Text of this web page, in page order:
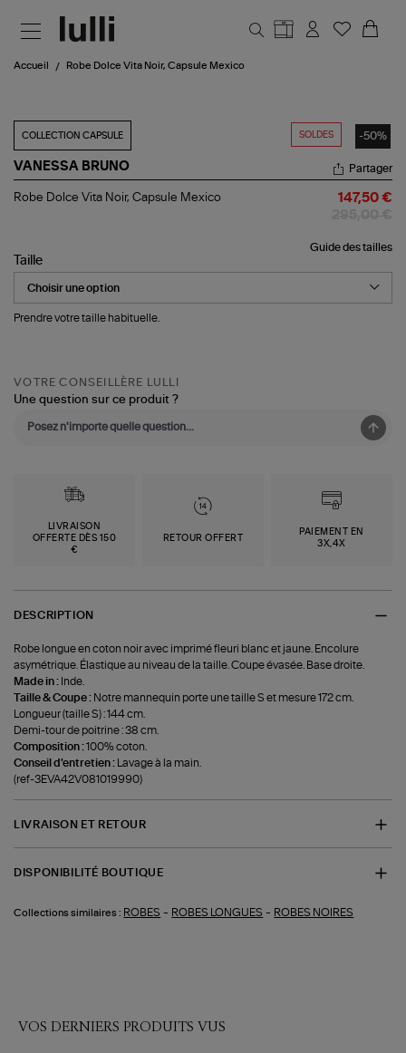
Accueil Robe Dolce Vita Noir, Capsule Mexico
SOLDES -50%
COLLECTION CAPSULE
VANESSA BRUNO
Robe
Capsule
Mexico
Partager
Robe Dolce Vita Noir, Capsule Mexico 147,50 €
Guide des tailles
Taille
Prendre votre taille habituelle.
VOTRE CONSEILLÈRE LULLI
Une question sur ce produit ?
LIVRAISON
OFFERTE DÈS 150
€
RETOUR OFFERT
PAIEMENT EN
3X,4X
DESCRIPTION
Robe longue en coton noir avec imprimé fleuri blanc et jaune. Encolure
asymétrique. Élastique au niveau de la taille. Coupe évasée. Base droite.
Made in : Inde.
Taille & Coupe : Notre mannequin porte une taille S et mesure 172 cm.
Longueur (taille S) : 144 cm.
Demi-tour de poitrine : 38 cm.
Composition :100% coton.
Conseil d'entretien :
Lavage à la main.
(ref-3EVA42V081019990)
LIVRAISON ET RETOUR
DISPONIBILITÉ BOUTIQUE
Collections similaires : ROBES - ROBES LONGUES - ROBES NOIRES
VOS DERNIERS PRODUITS VUS